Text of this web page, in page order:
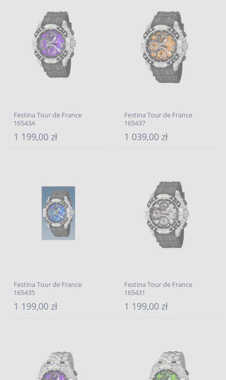
Festina Tour de France
16543A
1 199,00 zł
Festina Tour de France
165437
1 039,00 zł
Festina Tour de France
165435
1 199,00 zł
Festina Tour de France
165431
1 199,00 zł